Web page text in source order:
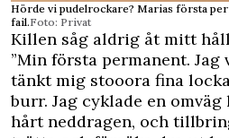
Hörde vi pudelrockare? Marias första
fail.Foto: Privat
Killen såg aldrig åt mitt
”Min första permanent. Jag
tänkt mig stooora fina
burr. Jag cyklade en omväg
hårt neddragen, och